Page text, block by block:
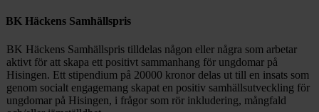
BK Häckens Samhällspris
BK Häckens Samhällspris tilldelas någon eller några som arbetar
aktivt för att skapa ett positivt sammanhang för ungdomar på
Hisingen. Ett stipendium på 20000 kronor delas ut till en insats som
genom socialt engagemang skapat en positiv samhällsutveckling för
ungdomar på Hisingen, i frågor som rör inkludering, mångfald